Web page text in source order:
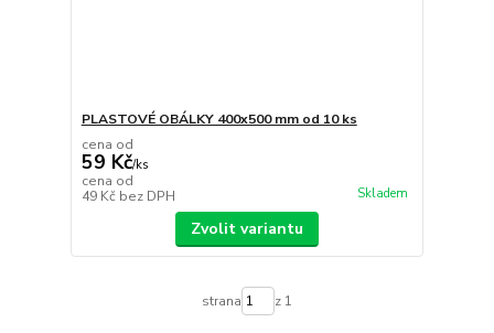
PLASTOVÉ OBÁLKY 400x500 mm od 10 ks
cena od
59 Kč/ks
cena od
49 Kč bez DPH Skladem
Zvolit variantu
strana z 1